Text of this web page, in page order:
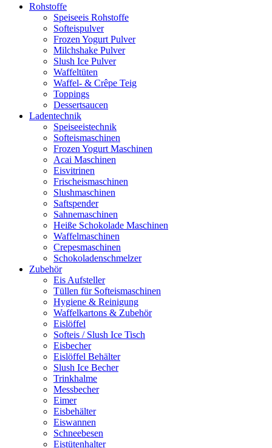
Rohstoffe
Speiseeis Rohstoffe
Softeispulver
Frozen Yogurt Pulver
Milchshake Pulver
Slush Ice Pulver
Waffeltüten
Waffel- & Crêpe Teig
Toppings
Dessertsaucen
Ladentechnik
Speiseeistechnik
Softeismaschinen
Frozen Yogurt Maschinen
Acai Maschinen
Eisvitrinen
Frischeismaschinen
Slushmaschinen
Saftspender
Sahnemaschinen
Heiße Schokolade Maschinen
Waffelmaschinen
Crepesmaschinen
Schokoladenschmelzer
Zubehör
Eis Aufsteller
Tüllen für Softeismaschinen
Hygiene & Reinigung
Waffelkartons & Zubehör
Eislöffel
Softeis / Slush Ice Tisch
Eisbecher
Eislöffel Behälter
Slush Ice Becher
Trinkhalme
Messbecher
Eimer
Eisbehälter
Eiswannen
Schneebesen
Eistütenhalter